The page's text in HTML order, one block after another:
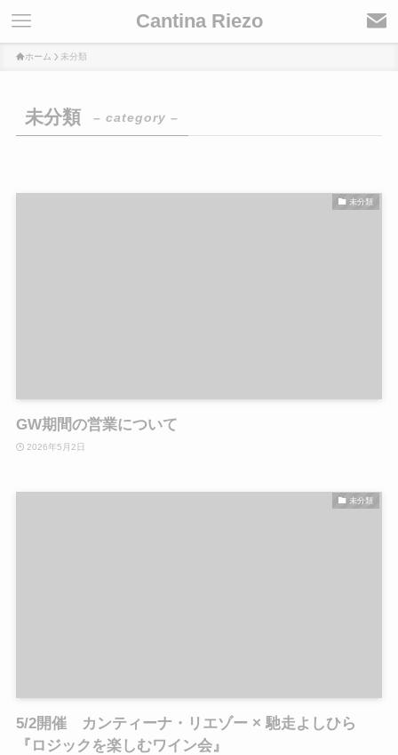
Cantina Riezo
ホーム 未分類
未分類 – category –
未分類
GW期間の営業について
2026年5月2日
未分類
5/2開催 カンティーナ・リエゾー × 馳走よしひら
『ロジックを楽しむワイン会』